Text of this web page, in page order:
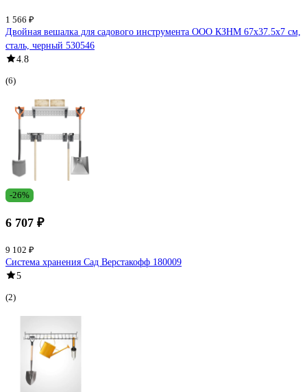
1 566 ₽
Двойная вешалка для садового инструмента ООО КЗНМ 67x37.5x7 см,
сталь, черный 530546
4.8
(6)
-26%
6 707 ₽
9 102 ₽
Система хранения Сад Верстакофф 180009
5
(2)